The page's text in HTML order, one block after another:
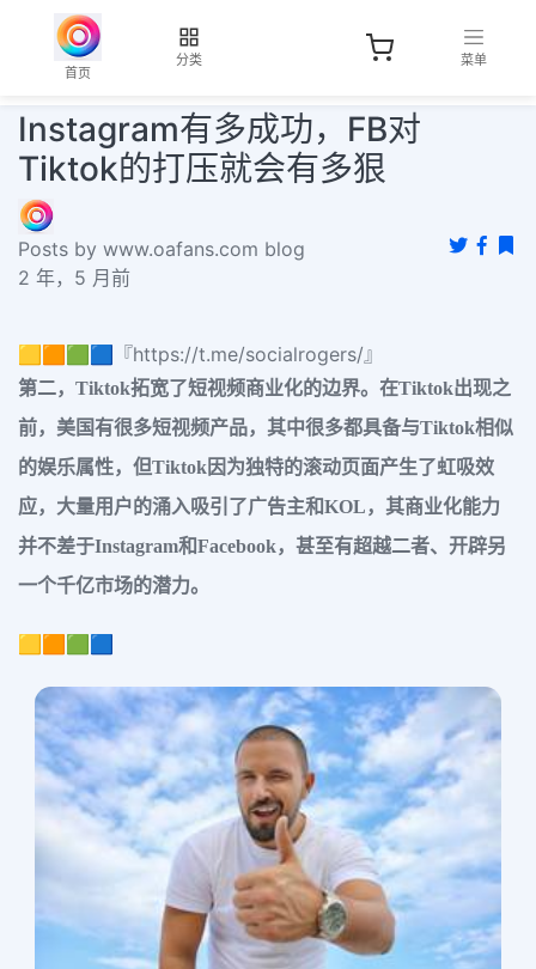
首页
分类 菜单
Instagram有多成功，FB对
Tiktok的打压就会有多狠
Posts by www.oafans.com blog
2 年，5 月前
🟨🟧🟩🟦『https://t.me/socialrogers/』
第二，Tiktok拓宽了短视频商业化的边界。在Tiktok出现之
前，美国有很多短视频产品，其中很多都具备与Tiktok相似
的娱乐属性，但Tiktok因为独特的滚动页面产生了虹吸效
应，大量用户的涌入吸引了广告主和KOL，其商业化能力
并不差于Instagram和Facebook，甚至有超越二者、开辟另
一个千亿市场的潜力。
🟨🟧🟩🟦